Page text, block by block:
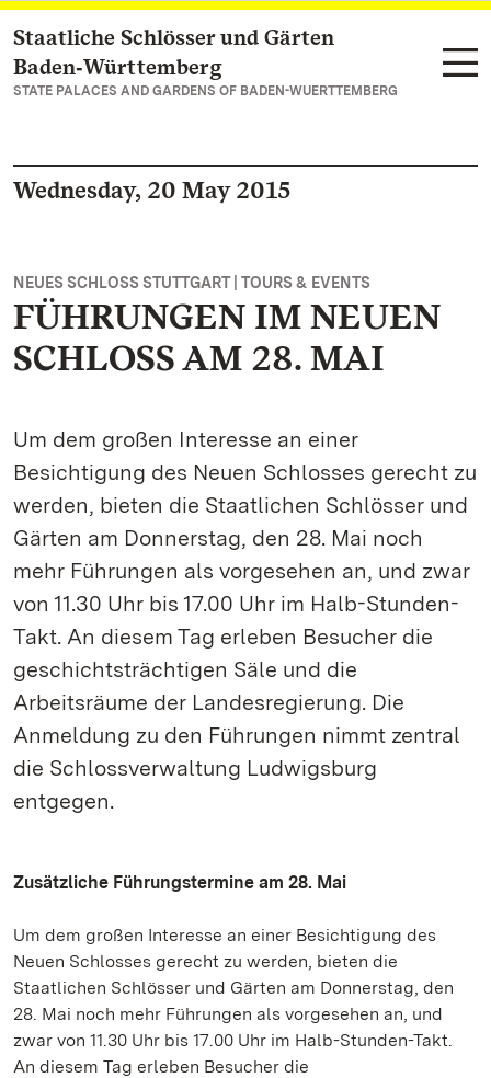
Navigate to main page
Staatliche Schlösser und Gärten
Baden‑Württemberg
STATE PALACES AND GARDENS OF BADEN-WUERTTEMBERG
Wednesday, 20 May 2015
NEUES SCHLOSS STUTTGART | TOURS & EVENTS
FÜHRUNGEN IM NEUEN
SCHLOSS AM 28. MAI
Um dem großen Interesse an einer
Besichtigung des Neuen Schlosses gerecht zu
werden, bieten die Staatlichen Schlösser und
Gärten am Donnerstag, den 28. Mai noch
mehr Führungen als vorgesehen an, und zwar
von 11.30 Uhr bis 17.00 Uhr im Halb-Stunden-
Takt. An diesem Tag erleben Besucher die
geschichtsträchtigen Säle und die
Arbeitsräume der Landesregierung. Die
Anmeldung zu den Führungen nimmt zentral
die Schlossverwaltung Ludwigsburg
entgegen.
Zusätzliche Führungstermine am 28. Mai
Um dem großen Interesse an einer Besichtigung des
Neuen Schlosses gerecht zu werden, bieten die
Staatlichen Schlösser und Gärten am Donnerstag, den
28. Mai noch mehr Führungen als vorgesehen an, und
zwar von 11.30 Uhr bis 17.00 Uhr im Halb-Stunden-Takt.
An diesem Tag erleben Besucher die